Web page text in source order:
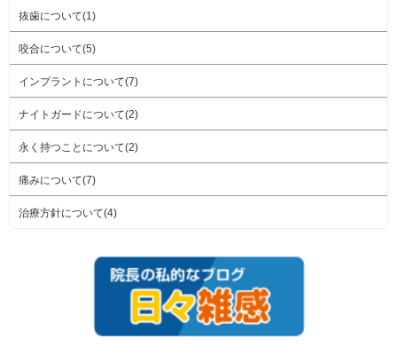
抜歯について(1)
咬合について(5)
インプラントについて(7)
ナイトガードについて(2)
永く持つことについて(2)
痛みについて(7)
治療方針について(4)